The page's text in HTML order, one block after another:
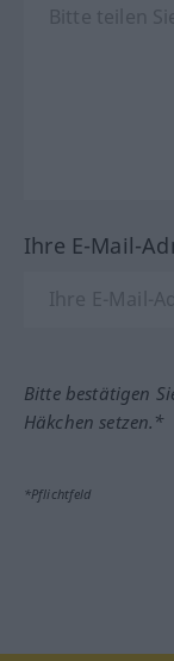
Ihre E-Mail-
Bitte bestätigen
Häkchen setzen.*
*Pflichtfeld